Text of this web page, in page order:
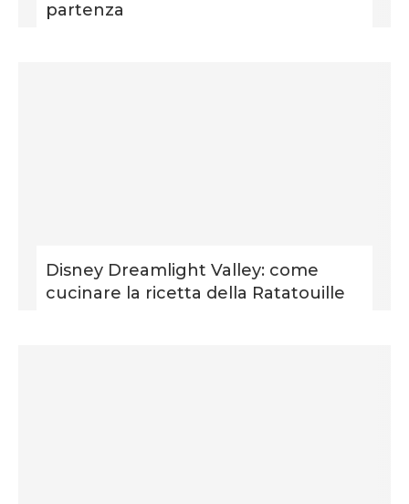
partenza
Disney Dreamlight Valley: come
cucinare la ricetta della Ratatouille